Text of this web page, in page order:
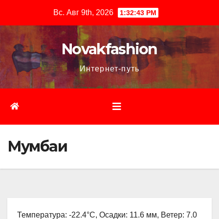
содержимому
Вс. Авг 9th, 2026 1:32:44 PM
Novakfashion
Интернет-путь
Мумбаи
Температура: -22.4°C, Осадки: 11.6 мм, Ветер: 7.0